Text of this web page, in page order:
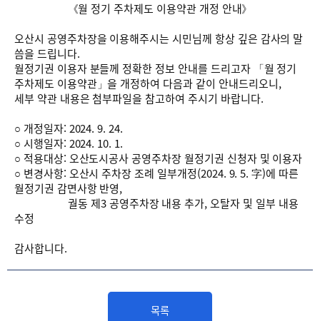
《월 정기 주차제도 이용약관 개정 안내》
오산시 공영주차장을 이용해주시는 시민님께 항상 깊은 감사의 말
씀을 드립니다.
월정기권 이용자 분들께 정확한 정보 안내를 드리고자 「월 정기
주차제도 이용약관」을 개정하여 다음과 같이 안내드리오니,
세부 약관 내용은 첨부파일을 참고하여 주시기 바랍니다.
○ 개정일자: 2024. 9. 24.
○ 시행일자: 2024. 10. 1.
○ 적용대상: 오산도시공사 공영주차장 월정기권 신청자 및 이용자
○ 변경사항: 오산시 주차장 조례 일부개정(2024. 9. 5. 字)에 따른
월정기권 감면사항 반영,
궐동 제3 공영주차장 내용 추가, 오탈자 및 일부 내용
수정
감사합니다.
목록